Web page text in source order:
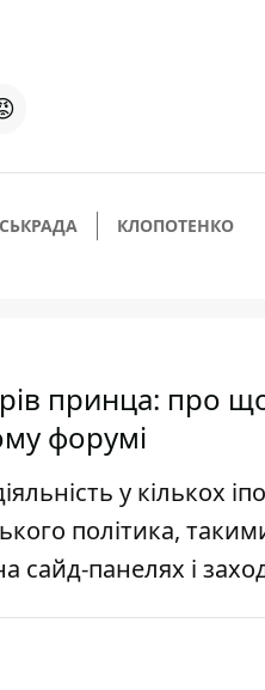
КЛОПОТЕНКО
принца: про
форумі
у кількох
політика,
сайд-панелях і